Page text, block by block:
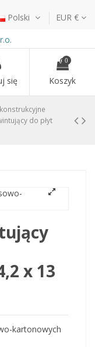
Polski
EUR €
się
0
Koszyk
do płyt
x 13
kartonowych